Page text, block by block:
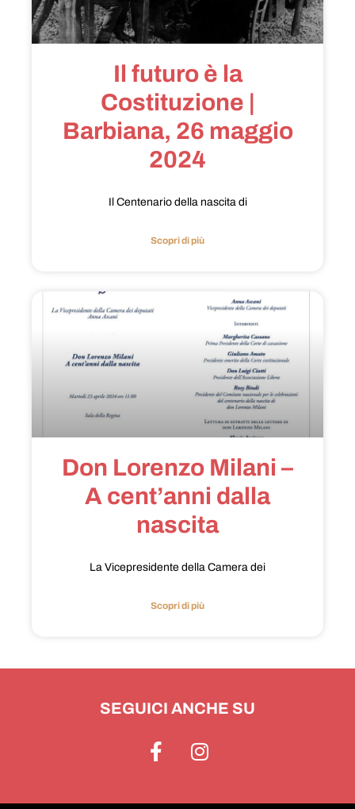
Il futuro è la
Costituzione |
Barbiana, 26 maggio
2024
Il Centenario della nascita di
Scopri di più
Don Lorenzo Milani –
A cent’anni dalla
nascita
La Vicepresidente della Camera dei
Scopri di più
SEGUICI ANCHE SU